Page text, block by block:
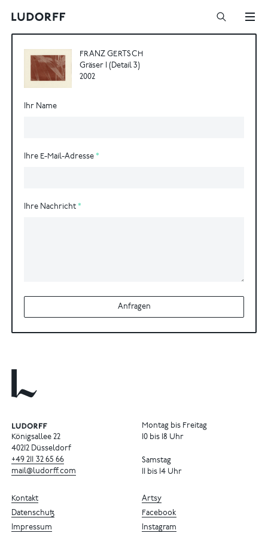
FRANZ GERTSCH
Gräser I (Detail 3)
2002
Ihr Name
Ihre E-Mail-Adresse
Ihre Nachricht
Anfragen
Königsallee 22
40212 Düsseldorf
+49 211 32 65 66
mail@ludorff.com
Montag bis Freitag
10 bis 18 Uhr
Samstag
11 bis 14 Uhr
Artsy
Facebook
Instagram
Kontakt
Datenschutz
Impressum